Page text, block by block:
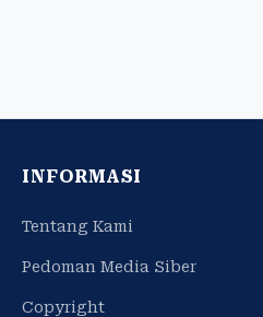
INFORMASI
Tentang Kami
Pedoman Media Siber
Copyright